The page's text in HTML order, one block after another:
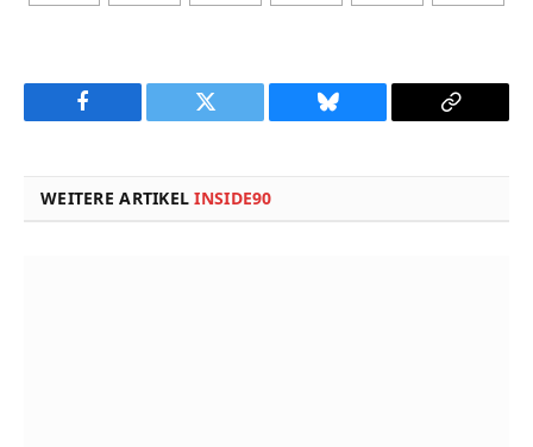
Facebook Twitter Bluesky
Copy
WEITERE ARTIKELINSIDE90